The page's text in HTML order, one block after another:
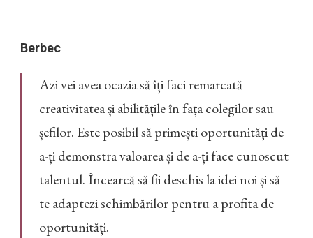
Berbec
Azi vei avea ocazia să îți faci remarcată
creativitatea și abilitățile în fața colegilor sau
șefilor. Este posibil să primești oportunități de
a-ți demonstra valoarea și de a-ți face cunoscut
talentul. Încearcă să fii deschis la idei noi și să
te adaptezi schimbărilor pentru a profita de
oportunități.